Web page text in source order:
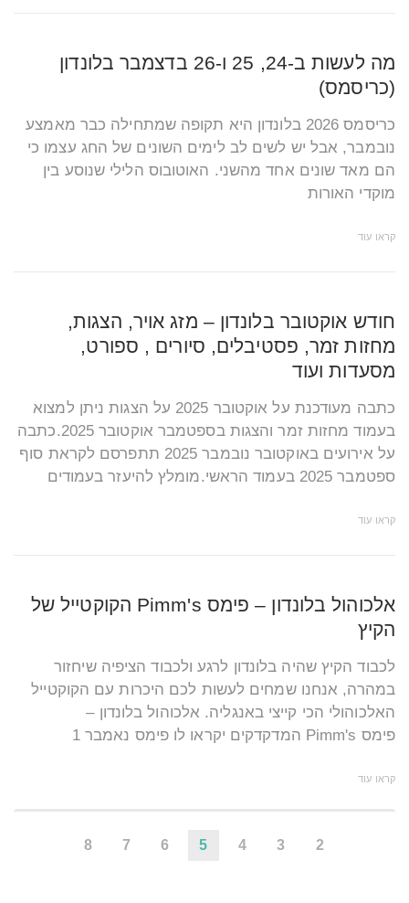
מה לעשות ב-24, 25 ו-26 בדצמבר בלונדון
(כריסמס)
כריסמס 2026 בלונדון היא תקופה שמתחילה כבר מאמצע
נובמבר, אבל יש לשים לב לימים השונים של החג עצמו כי
הם מאד שונים אחד מהשני. האוטובוס הלילי שנוסע בין
מוקדי האורות
קראו עוד
חודש אוקטובר בלונדון – מזג אויר, הצגות,
מחזות זמר, פסטיבלים, סיורים , ספורט,
מסעדות ועוד
כתבה מעודכנת על אוקטובר 2025 על הצגות ניתן למצוא
בעמוד מחזות זמר והצגות בספטמבר אוקטובר 2025.כתבה
על אירועים באוקטובר נובמבר 2025 תתפרסם לקראת סוף
ספטמבר 2025 בעמוד הראשי.מומלץ להיעזר בעמודים
קראו עוד
אלכוהול בלונדון – פימס Pimm's הקוקטייל של
הקיץ
לכבוד הקיץ שהיה בלונדון לרגע ולכבוד הציפיה שיחזור
במהרה, אנחנו שמחים לעשות לכם היכרות עם הקוקטייל
האלכוהולי הכי קייצי באנגליה. אלכוהול בלונדון –
פימס Pimm's המדקדקים יקראו לו פימס נאמבר 1
קראו עוד
2
3
4
5
6
7
8